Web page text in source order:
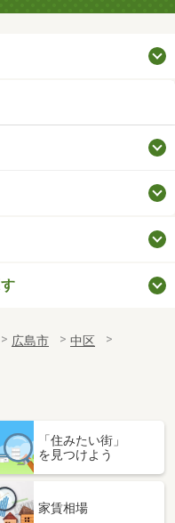
広島市
中区
「住みたい街」
を見つけよう
家賃相場